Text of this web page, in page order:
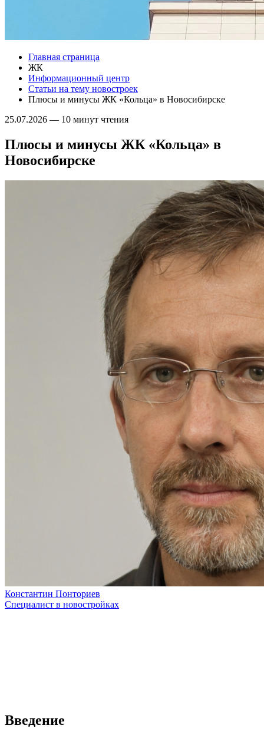
Главная страница
ЖК
Информационный центр
Статьи на тему новостроек
Плюсы и минусы ЖК «Кольца» в Новосибирске
25.07.2026 — 10 минут чтения
Плюсы и минусы ЖК «Кольца» в
Новосибирске
Константин Понториев
Специалист в новостройках
Введение